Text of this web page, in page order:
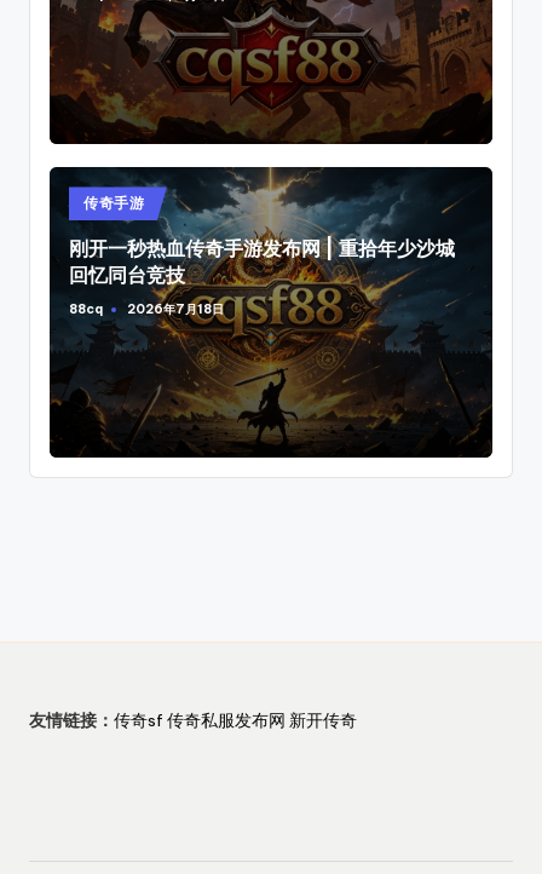
by
Posted
in
传奇手游
刚开一秒热血传奇手游发布网 | 重拾年少沙城
回忆同台竞技
Posted
88cq 2026年7月18日
友情链接： 传奇sf 传奇私服发布网 新开传奇